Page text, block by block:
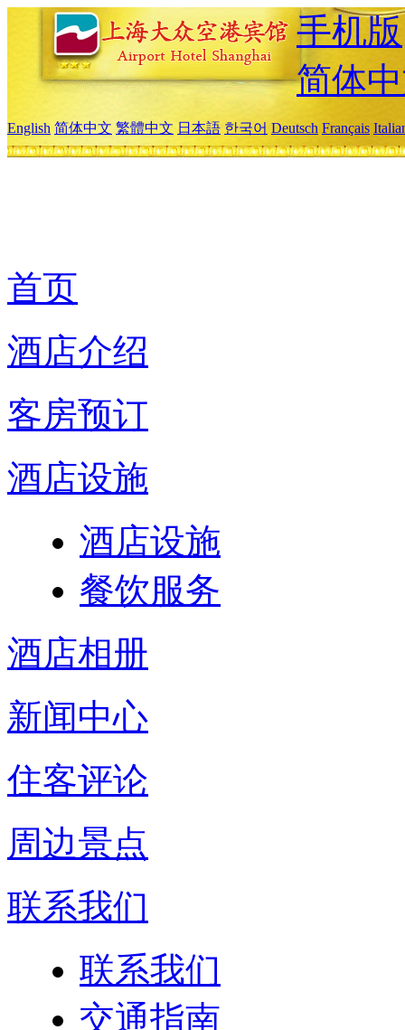
手机版
简体
English 简体中文 繁體中文 日本語 한국어 Deutsch Français
首页
酒店介绍
客房预订
酒店设施
酒店设施
餐饮服务
酒店相册
新闻中心
住客评论
周边景点
联系我们
联系我们
交通指南